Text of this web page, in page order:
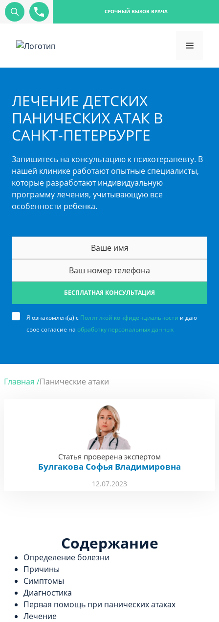
СРОЧНЫЙ ВЫЗОВ ВРАЧА
ЛЕЧЕНИЕ ДЕТСКИХ
ПАНИЧЕСКИХ АТАК В
САНКТ-ПЕТЕРБУРГЕ
Запишитесь на консультацию к психотерапевту. В
нашей клинике работают опытные специалисты,
которые разработают индивидуальную
программу лечения, учитывающую все
особенности ребенка.
БЕСПЛАТНАЯ КОНСУЛЬТАЦИЯ
Я ознакомлен(а) с Политикой конфиденциальности и даю
свое согласие на обработку персональных данных
Главная /Панические атаки
12.07.2023
Статья проверена экспертом
Булгакова Софья Владимировна
Содержание
Определение болезни
Причины
Симптомы
Диагностика
Первая помощь при панических атаках
Лечение